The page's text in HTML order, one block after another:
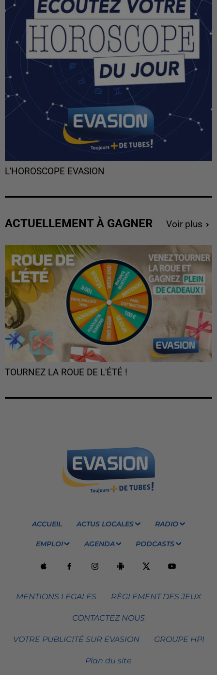
L'HOROSCOPE EVASION
ACTUELLEMENT À GAGNER Voir plus
TOURNEZ LA ROUE DE L'ÉTÉ !
ACCUEIL ACTUS LOCALES RADIO
EMPLOI AGENDA PODCASTS
MENTIONS LEGALES RÈGLEMENT DES JEUX
CONTACTEZ NOUS
VOTRE PUBLICITÉ SUR EVASION GROUPE HPI
Plan du site